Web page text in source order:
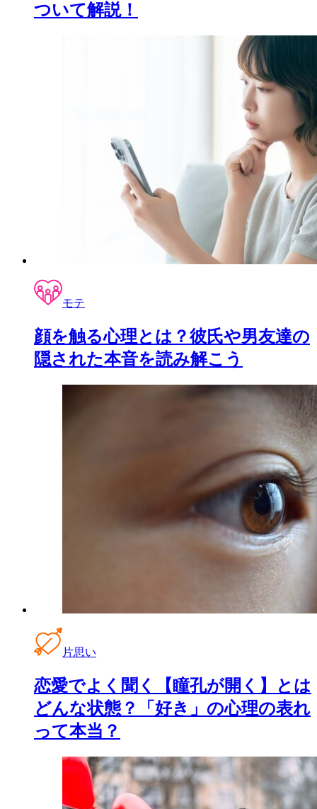
ついて解説！
モテ
顔を触る心理とは？彼氏や男友達の
隠された本音を読み解こう
片思い
恋愛でよく聞く【瞳孔が開く】とは
どんな状態？「好き」の心理の表れ
って本当？